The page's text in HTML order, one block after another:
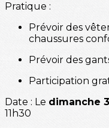
Pratique :
Prévoir des
chaussures
Prévoir des
Participation
Date : Le dimanche
11h30